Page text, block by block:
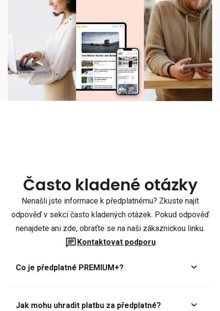
Často kladené otázky
Nenašli jste informace k předplatnému? Zkuste najít
odpověď v sekci často kladených otázek. Pokud odpověď
nenajdete ani zde, obraťte se na naši zákaznickou linku.
Kontaktovat podporu
Co je předplatné PREMIUM+?
Jak mohu uhradit platbu za předplatné?